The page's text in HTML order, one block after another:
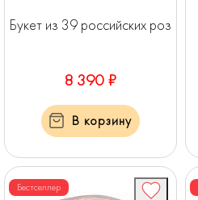
Букет из 39 российских роз
8 390 ₽
В корзину
Бестселлер